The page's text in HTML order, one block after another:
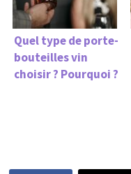
Quel type de porte-
bouteilles vin
choisir ? Pourquoi ?